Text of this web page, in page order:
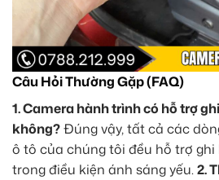
Câu Hỏi Thường Gặp (FAQ)
1. Camera hành trình có hỗ trợ
không?Đúng vậy, tất cả các
ô tô của chúng tôi đều hỗ trợ
trong điều kiện ánh sáng yếu.2.